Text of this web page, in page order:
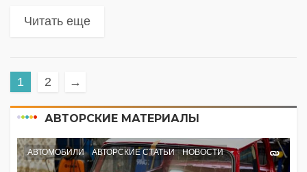
Читать еще
1 2 →
АВТОРСКИЕ МАТЕРИАЛЫ
АВТОМОБИЛИ АВТОРСКИЕ СТАТЬИ НОВОСТИ